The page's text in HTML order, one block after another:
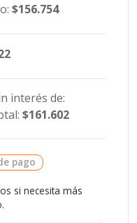
$156.754
interés de:
$161.602
pago
si necesita más